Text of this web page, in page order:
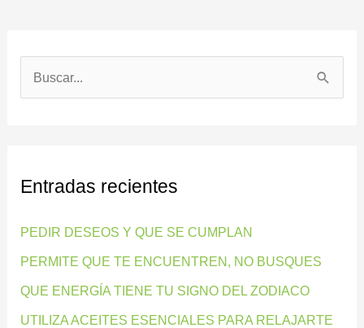
a
p
o
r
:
Entradas recientes
PEDIR DESEOS Y QUE SE CUMPLAN
PERMITE QUE TE ENCUENTREN, NO BUSQUES
QUE ENERGÍA TIENE TU SIGNO DEL ZODIACO
UTILIZA ACEITES ESENCIALES PARA RELAJARTE